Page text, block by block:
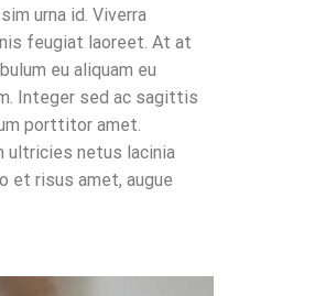
urna id. Viverra
feugiat laoreet. At at
eu aliquam eu
Integer sed ac sagittis
porttitor amet.
ultricies netus lacinia
et risus amet, augue